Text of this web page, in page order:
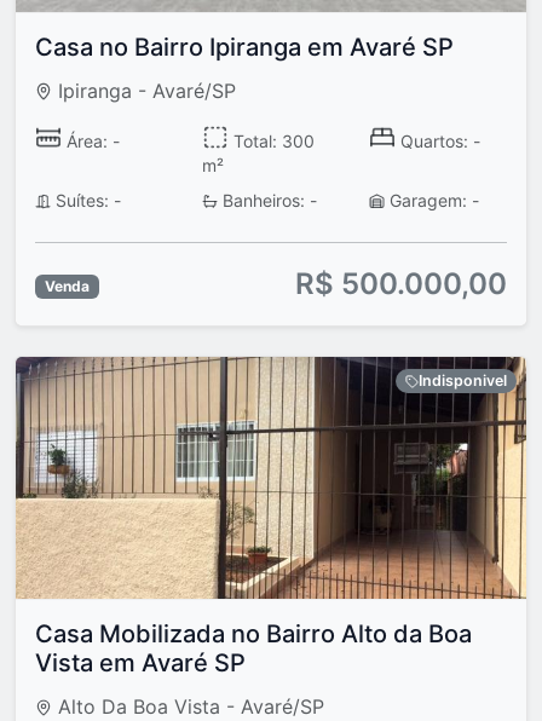
Casa no Bairro Ipiranga em Avaré SP
Ipiranga - Avaré/SP
Área: -
Total: 300
m²
Quartos: -
Suítes: - Banheiros: - Garagem: -
Venda R$ 500.000,00
Indisponivel
Casa Mobilizada no Bairro Alto da Boa
Vista em Avaré SP
Alto Da Boa Vista - Avaré/SP